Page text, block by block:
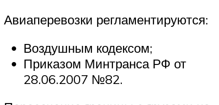
Авиаперевозки регламентируются:
Воздушным кодексом;
Приказом Минтранса РФ от
28.06.2007 №82.